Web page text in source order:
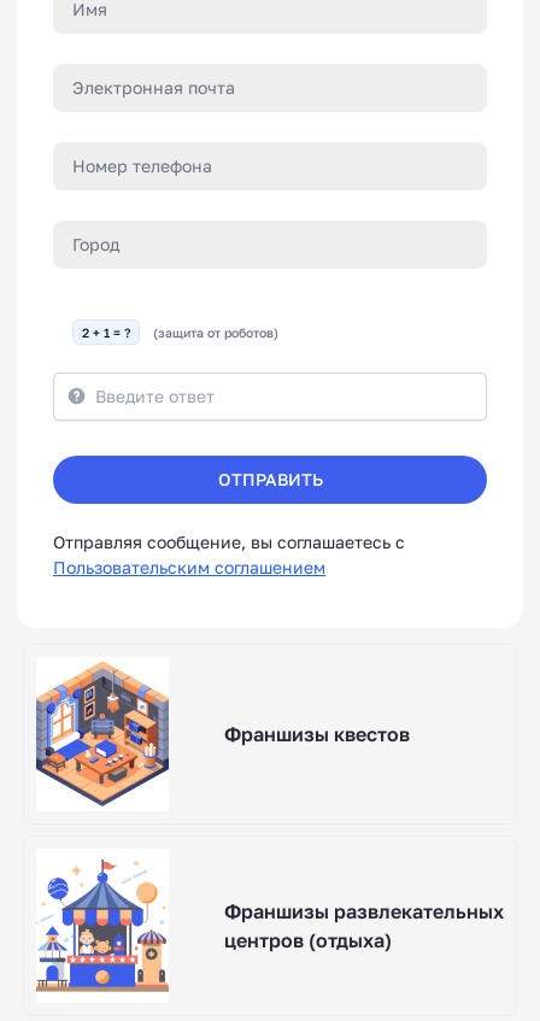
2 + 1 = ? (защита от роботов)
ОТПРАВИТЬ
Отправляя сообщение, вы соглашаетесь с
Пользовательским соглашением
Франшизы квестов
Франшизы развлекательных
центров (отдыха)